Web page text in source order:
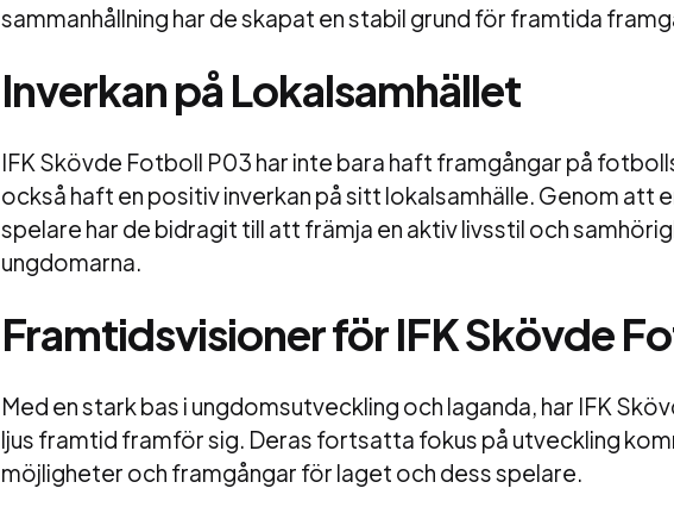
sammanhållning har de skapat en stabil grund för framtida
Inverkan på Lokalsamhället
IFK Skövde Fotboll P03 har inte bara haft framgångar på
också haft en positiv inverkan på sitt lokalsamhälle. Genom att
spelare har de bidragit till att främja en aktiv livsstil och
ungdomarna.
Framtidsvisioner för IFK Skövde
Med en stark bas i ungdomsutveckling och laganda, har IFK
ljus framtid framför sig. Deras fortsatta fokus på utveckling
möjligheter och framgångar för laget och dess spelare.